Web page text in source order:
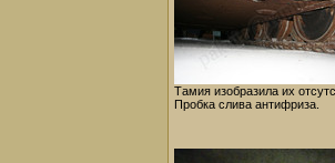
Тамия изобразила их
Пробка слива антифриза.